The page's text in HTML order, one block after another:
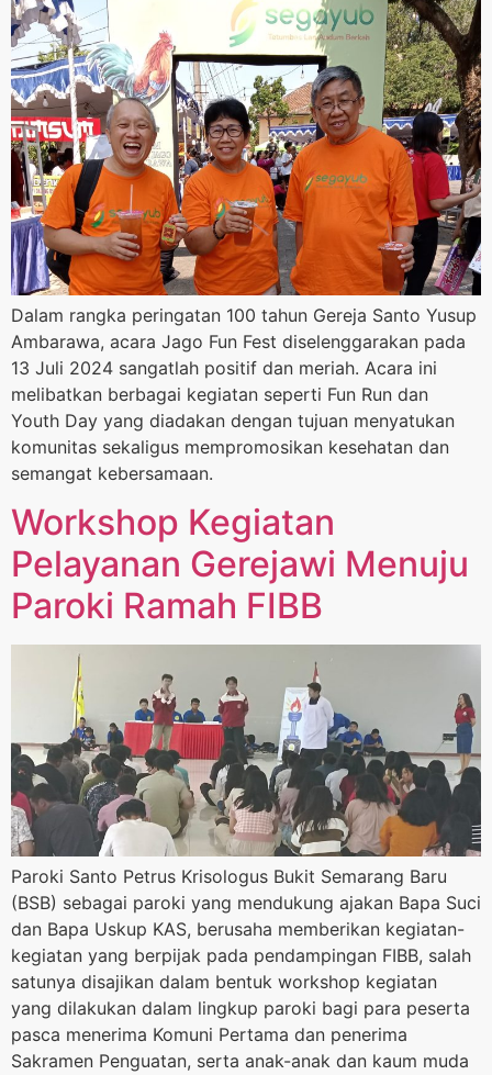
Dalam rangka peringatan 100 tahun Gereja Santo Yusup
Ambarawa, acara Jago Fun Fest diselenggarakan pada
13 Juli 2024 sangatlah positif dan meriah. Acara ini
melibatkan berbagai kegiatan seperti Fun Run dan
Youth Day yang diadakan dengan tujuan menyatukan
komunitas sekaligus mempromosikan kesehatan dan
semangat kebersamaan.
Workshop Kegiatan
Pelayanan Gerejawi Menuju
Paroki Ramah FIBB
Paroki Santo Petrus Krisologus Bukit Semarang Baru
(BSB) sebagai paroki yang mendukung ajakan Bapa Suci
dan Bapa Uskup KAS, berusaha memberikan kegiatan-
kegiatan yang berpijak pada pendampingan FIBB, salah
satunya disajikan dalam bentuk workshop kegiatan
yang dilakukan dalam lingkup paroki bagi para peserta
pasca menerima Komuni Pertama dan penerima
Sakramen Penguatan, serta anak-anak dan kaum muda